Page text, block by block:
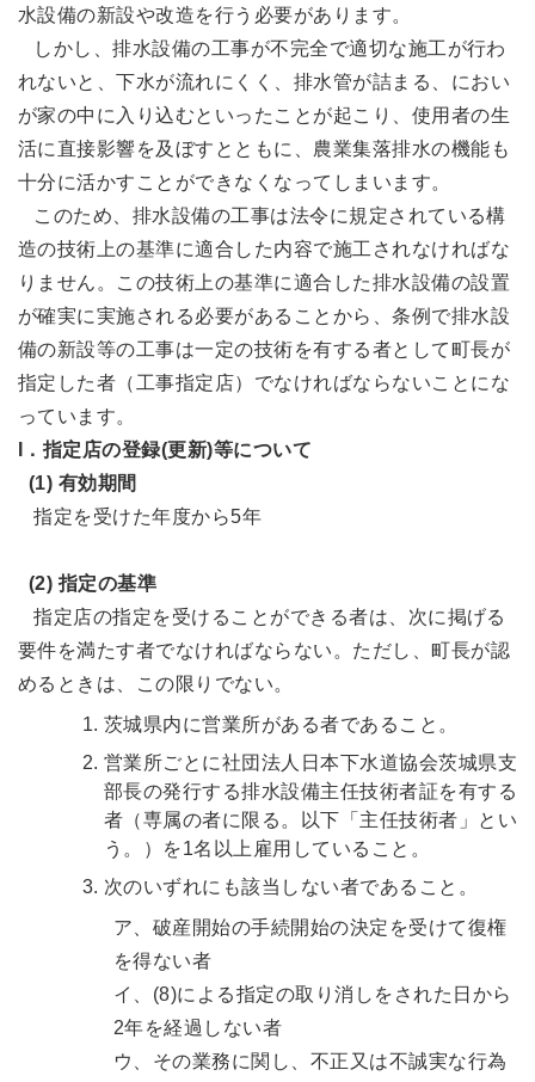
水設備の新設や改造を行う必要があります。
しかし、排水設備の工事が不完全で適切な施工が行わ
れないと、下水が流れにくく、排水管が詰まる、におい
が家の中に入り込むといったことが起こり、使用者の生
活に直接影響を及ぼすとともに、農業集落排水の機能も
十分に活かすことができなくなってしまいます。
このため、排水設備の工事は法令に規定されている構
造の技術上の基準に適合した内容で施工されなければな
りません。この技術上の基準に適合した排水設備の設置
が確実に実施される必要があることから、条例で排水設
備の新設等の工事は一定の技術を有する者として町長が
指定した者（工事指定店）でなければならないことにな
っています。
I．指定店の登録(更新)等について
(1) 有効期間
指定を受けた年度から5年
(2) 指定の基準
指定店の指定を受けることができる者は、次に掲げる
要件を満たす者でなければならない。ただし、町長が認
めるときは、この限りでない。
茨城県内に営業所がある者であること。
営業所ごとに社団法人日本下水道協会茨城県支
部長の発行する排水設備主任技術者証を有する
者（専属の者に限る。以下「主任技術者」とい
う。）を1名以上雇用していること。
次のいずれにも該当しない者であること。
ア、破産開始の手続開始の決定を受けて復権
を得ない者
イ、(8)による指定の取り消しをされた日から
2年を経過しない者
ウ、その業務に関し、不正又は不誠実な行為